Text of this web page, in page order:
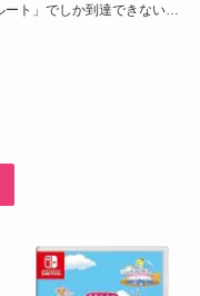
ト」でしか到達できないお